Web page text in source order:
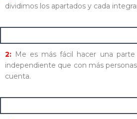
dividimos los apartados y cada
2: Me es más fácil hacer una
independiente que con más
cuenta.